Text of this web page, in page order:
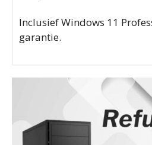
Inclusief Windows 11
garantie.